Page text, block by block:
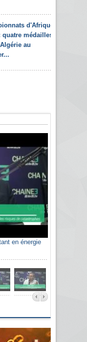
d'Afrique
quatre médailles
au
en énergie